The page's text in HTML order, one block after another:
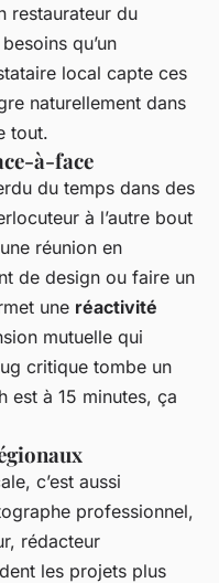
restaurateur du
qu’un
local capte ces
naturellement dans
tout.
à-face
du temps dans des
à l’autre bout
réunion en
de design ou faire un
une réactivité
mutuelle qui
critique tombe un
est à 15 minutes, ça
c’est aussi
professionnel,
rédacteur
les projets plus